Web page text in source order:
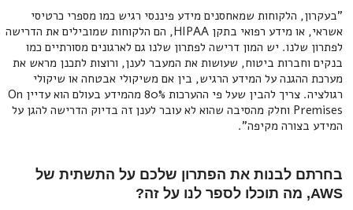
"בעקרון, הלקוחות שמאחסנים מידע פיננסי רגיש כמו מספרי כרטיסי
אשראי, או מידע רפואי בתקן HIPAA, הם הלקוחות שמובילים את הדרישה
לפתרון שלנו. יש המון דרישה לפתרון שלנו גם לארגונים מסורתיים כמו
בנקים וחברות ביטוח, שעושות את המעבר לענן, ורוצות לתכנן מראש את
מערכת ההגנה על המידע הרגיש, בין אם משיקולי אבטחה או שיקולי
רגולציה. צריך להבין שעל פי ההערכות 80% מהמידע בעולם הוא עדיין On
Premises וחלק מהסיבה שהוא לא עובר לענן זה בדיוק הדרישה להגן על
המידע בצורה מקיפה".
בחרתם לבנות את הפתרון שלכם על התשתית של
AWS, מה תוכלו לספר לנו על זה?